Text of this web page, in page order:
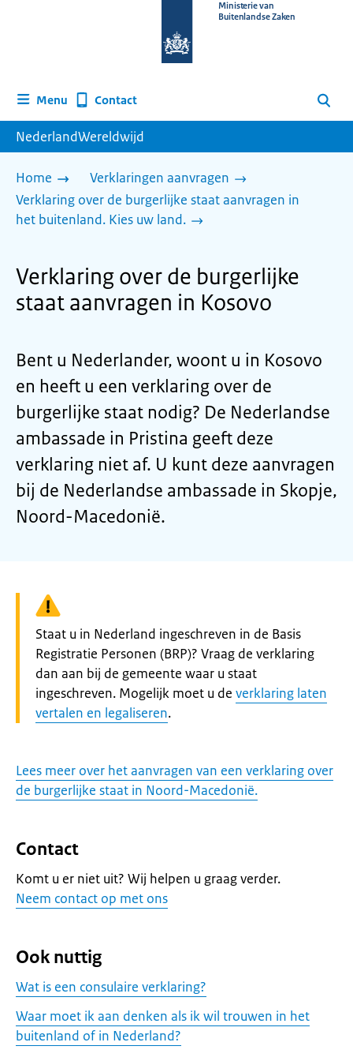
homepage
Ministerie van
Buitenlandse Zaken
Menu Contact Zoeken
NederlandWereldwijd
Home
Verklaringen aanvragen
Verklaring over de burgerlijke staat aanvragen in
het buitenland. Kies uw land.
Verklaring over de burgerlijke
staat aanvragen in Kosovo
Bent u Nederlander, woont u in Kosovo
en heeft u een verklaring over de
burgerlijke staat nodig? De Nederlandse
ambassade in Pristina geeft deze
verklaring niet af. U kunt deze aanvragen
bij de Nederlandse ambassade in Skopje,
Noord-Macedonië.
Waarschuwing:
Staat u in Nederland ingeschreven in de Basis
Registratie Personen (BRP)? Vraag de verklaring
dan aan bij de gemeente waar u staat
ingeschreven. Mogelijk moet u de verklaring laten
vertalen en legaliseren.
Lees meer over het aanvragen van een verklaring over
de burgerlijke staat in Noord-Macedonië.
Contact
Komt u er niet uit? Wij helpen u graag verder.
Neem contact op met ons
Ook nuttig
Wat is een consulaire verklaring?
Waar moet ik aan denken als ik wil trouwen in het
buitenland of in Nederland?